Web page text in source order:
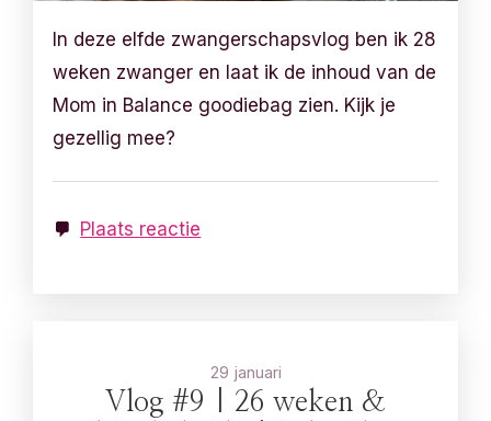
In deze elfde zwangerschapsvlog ben ik 28
weken zwanger en laat ik de inhoud van de
Mom in Balance goodiebag zien. Kijk je
gezellig mee?
Plaats reactie
29 januari
Vlog #9 | 26 weken &